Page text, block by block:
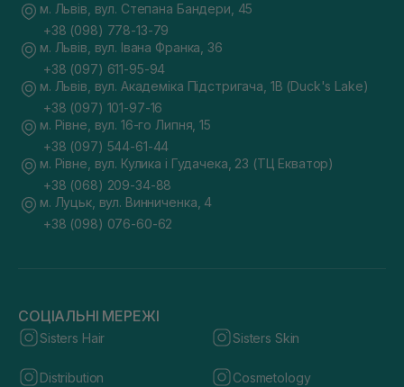
м. Львів, вул. Степана Бандери, 45
+38 (098) 778-13-79
м. Львів, вул. Івана Франка, 36
+38 (097) 611-95-94
м. Львів, вул. Академіка Підстригача, 1В (Duck's Lake)
+38 (097) 101-97-16
м. Рівне, вул. 16-го Липня, 15
+38 (097) 544-61-44
м. Рівне, вул. Кулика і Гудачека, 23 (ТЦ Екватор)
+38 (068) 209-34-88
м. Луцьк, вул. Винниченка, 4
+38 (098) 076-60-62
СОЦІАЛЬНІ МЕРЕЖІ
Sisters Hair Sisters Skin
Distribution Cosmetology